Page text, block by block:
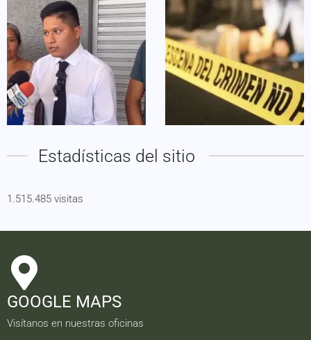
Estadísticas del sitio
1.515.485 visitas
GOOGLE MAPS
Visítanos en nuestras oficinas